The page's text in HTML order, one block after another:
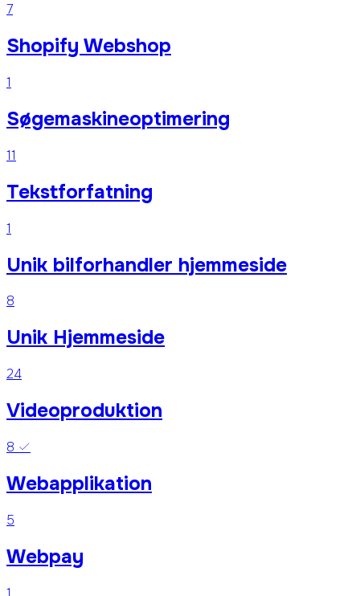
7
Shopify Webshop
1
Søgemaskineoptimering
11
Tekstforfatning
1
Unik bilforhandler hjemmeside
8
Unik Hjemmeside
24
Videoproduktion
8
Webapplikation
5
Webpay